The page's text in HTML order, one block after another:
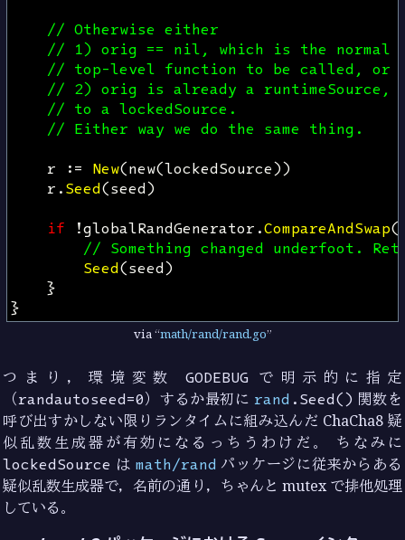
// Otherwise either
// 1) orig == nil, which is the normal
// top-level function to be called, or
// 2) orig is already a runtimeSource,
// to a lockedSource.
// Either way we do the same thing.
r
:= New(new(lockedSource))
r .Seed(seed)
if
!globalRandGenerator .CompareAndSwap(
// Something changed underfoot.
Seed(seed)
}
}
via math/rand/rand.go
つまり，環境変数 GODEBUG で明示的に指定
（randautoseed=0）するか最初に rand .Seed() 関数を
呼び出すかしない限りランタイムに組み込んだ ChaCha8 疑
似乱数生成器が有効になるっちうわけだ。 ちなみに
lockedSource は math/rand パッケージに従来からある
疑似乱数生成器で，名前の通り，ちゃんと mutex で排他処理
している。